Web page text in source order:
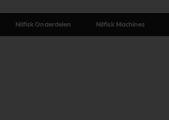
Nilfisk Onderdelen Nilfisk Machines